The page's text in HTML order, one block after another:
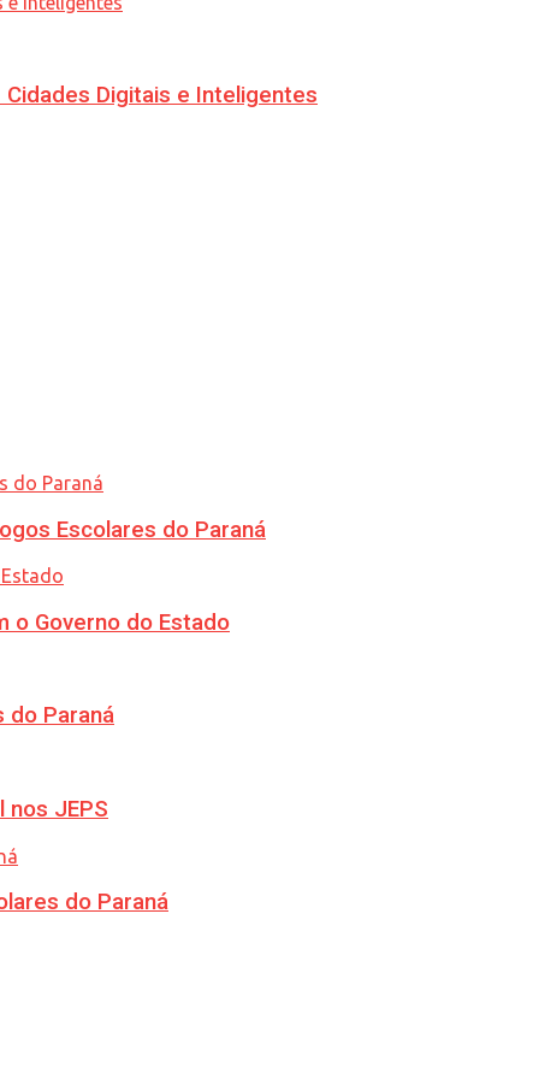
Digitais e Inteligentes
Escolares do Paraná
o Governo do Estado
do Paraná
JEPS
do Paraná